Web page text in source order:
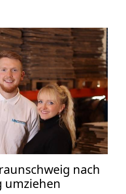
nach
umziehen